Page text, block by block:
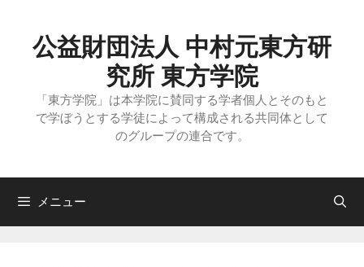
公益財団法人 中村元東方研
究所 東方学院
「東方学院」は本学院に賛同する学者個人とそのもと
で学ぼうとする学徒によって構成される共同体として
のグループの連合です。
メニュー